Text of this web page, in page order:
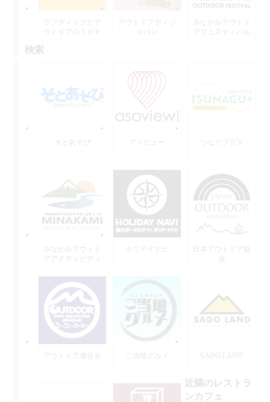
ラフティングとア
ウトドアのＴＯＰ
アウトドアディジ
みなかみアウトド
アフェスティバル
検索
そとあそび アソビュー つなぐプラス
みなかみアウトド
アアクティビティ
ホリデイナビ
日本アウトドア協
会
アウトドア連合会 ご当地グルメ SADO LAND
近隣のレストラ
ンカフェ